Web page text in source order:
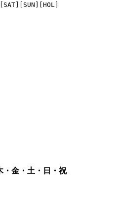
・金・土・日・祝